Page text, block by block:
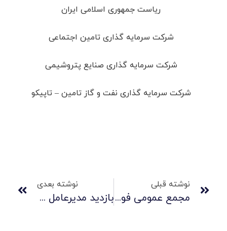
ریاست جمهوری اسلامی ایران
شرکت سرمایه گذاری تامین اجتماعی
شرکت سرمایه گذاری صنایع پتروشیمی
شرکت سرمایه گذاری نفت و گاز تامین – تاپیکو
نوشته قبلی
مجمع عمومی فوق‌العاده صنایع لاستیکی سهند با موضوع افزایش سرمایه برگزار گردید
نوشته بعدی
بازدید مدیرعامل شرکت صنایع لاستیکی سهند از کارخانه و تقدیر از کارکنان به مناسبت ولادت حضرت علی (ع)